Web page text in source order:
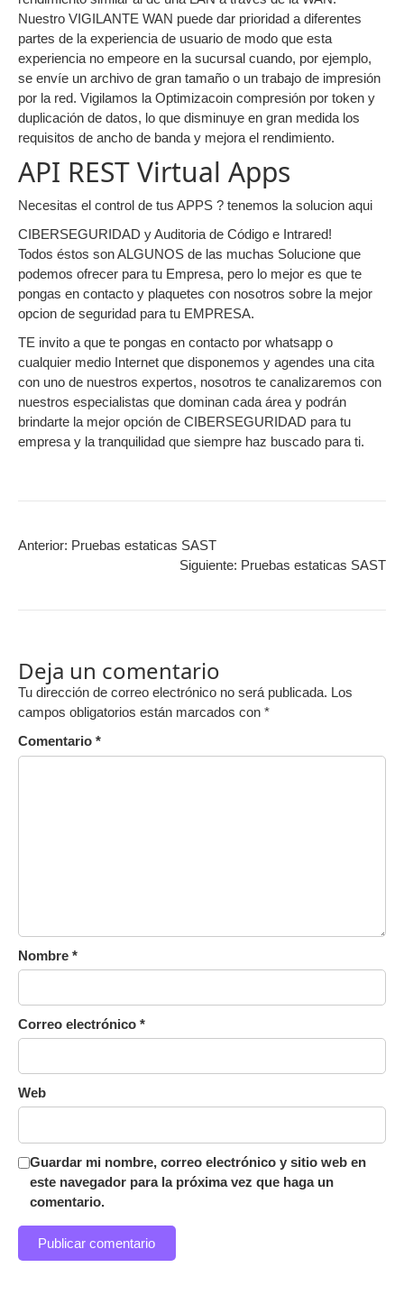
Nuestro VIGILANTE WAN puede dar prioridad a diferentes
partes de la experiencia de usuario de modo que esta
experiencia no empeore en la sucursal cuando, por ejemplo,
se envíe un archivo de gran tamaño o un trabajo de impresión
por la red. Vigilamos la Optimizacoin compresión por token y
duplicación de datos, lo que disminuye en gran medida los
requisitos de ancho de banda y mejora el rendimiento.
API REST Virtual Apps
Necesitas el control de tus APPS ? tenemos la solucion aqui
CIBERSEGURIDAD y Auditoria de Código e Intrared!
Todos éstos son ALGUNOS de las muchas Solucione que
podemos ofrecer para tu Empresa, pero lo mejor es que te
pongas en contacto y plaquetes con nosotros sobre la mejor
opcion de seguridad para tu EMPRESA.
TE invito a que te pongas en contacto por whatsapp o
cualquier medio Internet que disponemos y agendes una cita
con uno de nuestros expertos, nosotros te canalizaremos con
nuestros especialistas que dominan cada área y podrán
brindarte la mejor opción de CIBERSEGURIDAD para tu
empresa y la tranquilidad que siempre haz buscado para ti.
Anterior: Pruebas estaticas SAST
Siguiente: Pruebas estaticas SAST
Deja un comentario
Tu dirección de correo electrónico no será publicada. Los
campos obligatorios están marcados con *
Comentario *
Nombre *
Correo electrónico *
Web
Guardar mi nombre, correo electrónico y sitio web en
este navegador para la próxima vez que haga un
comentario.